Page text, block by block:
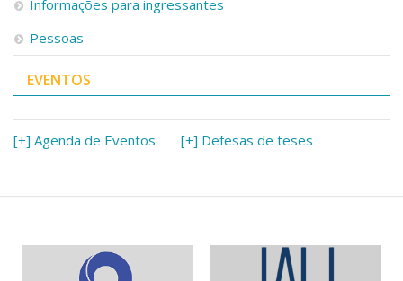
Informações para ingressantes
Pessoas
EVENTOS
[+] Agenda de Eventos [+] Defesas de teses